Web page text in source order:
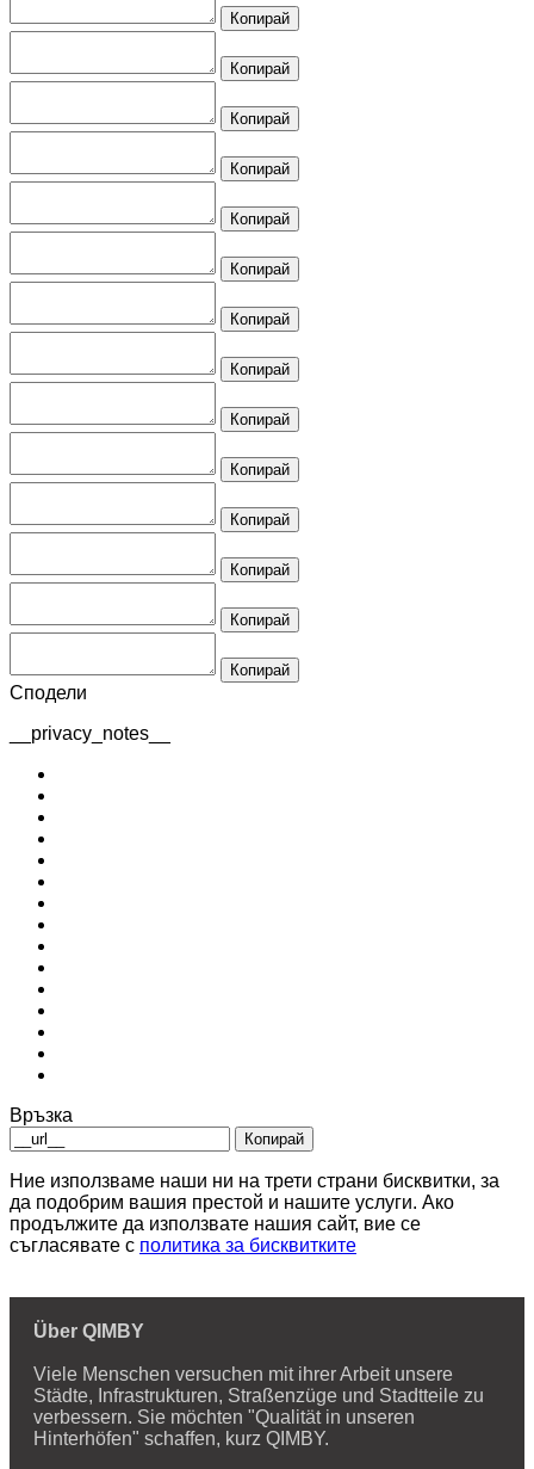
Копирай
Копирай
Копирай
Копирай
Копирай
Копирай
Копирай
Копирай
Копирай
Копирай
Копирай
Копирай
Копирай
Копирай
Сподели
__privacy_notes__
Връзка
Копирай
Ние използваме наши ни на трети страни бисквитки, за
да подобрим вашия престой и нашите услуги. Ако
продължите да използвате нашия сайт, вие се
съгласявате с политика за бисквитките
Über QIMBY
Viele Menschen versuchen mit ihrer Arbeit unsere
Städte, Infrastrukturen, Straßenzüge und Stadtteile zu
verbessern. Sie möchten "Qualität in unseren
Hinterhöfen" schaffen, kurz QIMBY.